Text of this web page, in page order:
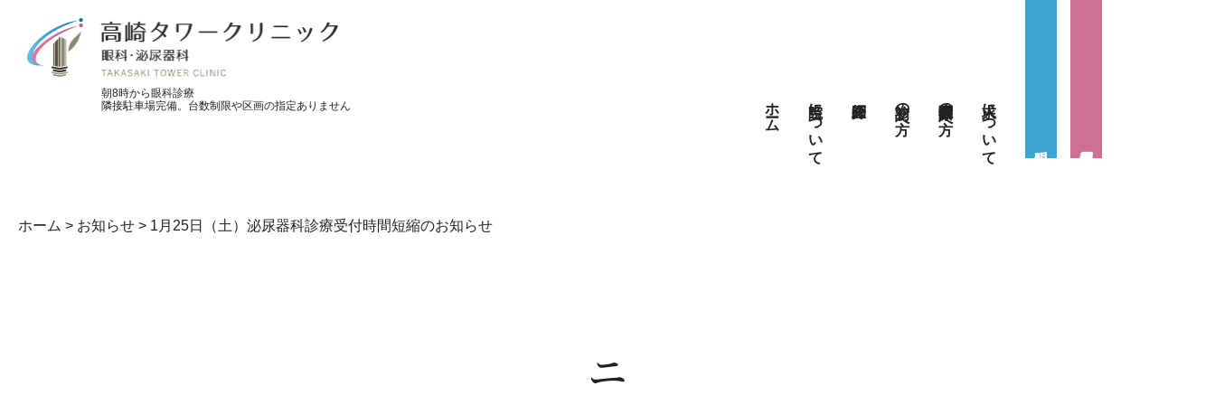
朝8時から眼科診療
隣接駐車場完備。台数制限や区画の指定ありません
ホーム 当院について 初診の方へ 医療関係者の方へ 求人について
ホーム > お知らせ > 1月25日（土）泌尿器科診療受付時間短縮のお知らせ